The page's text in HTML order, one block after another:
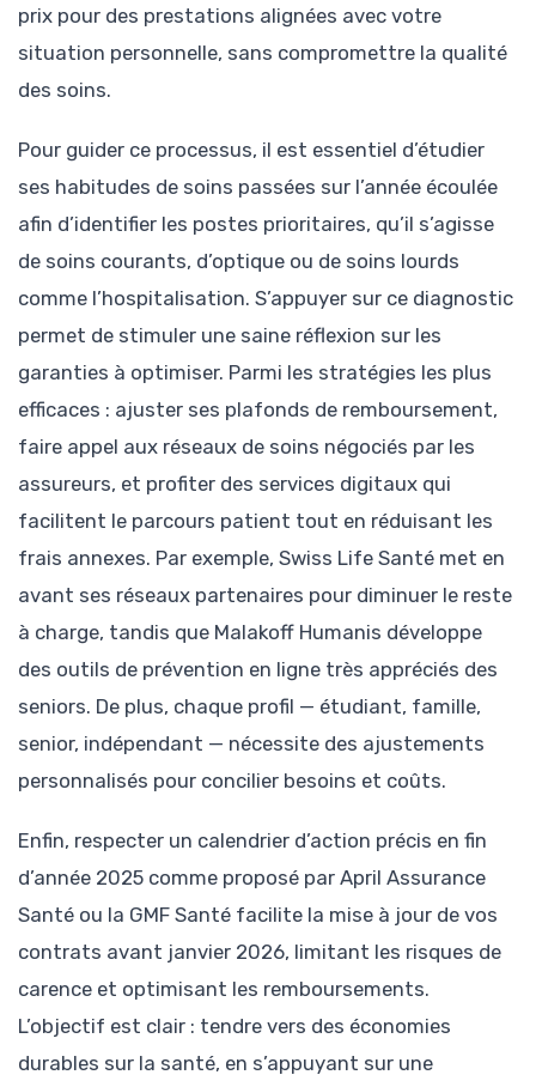
prix pour des prestations alignées avec votre
situation personnelle, sans compromettre la qualité
des soins.
Pour guider ce processus, il est essentiel d’étudier
ses habitudes de soins passées sur l’année écoulée
afin d’identifier les postes prioritaires, qu’il s’agisse
de soins courants, d’optique ou de soins lourds
comme l’hospitalisation. S’appuyer sur ce diagnostic
permet de stimuler une saine réflexion sur les
garanties à optimiser. Parmi les stratégies les plus
efficaces : ajuster ses plafonds de remboursement,
faire appel aux réseaux de soins négociés par les
assureurs, et profiter des services digitaux qui
facilitent le parcours patient tout en réduisant les
frais annexes. Par exemple, Swiss Life Santé met en
avant ses réseaux partenaires pour diminuer le reste
à charge, tandis que Malakoff Humanis développe
des outils de prévention en ligne très appréciés des
seniors. De plus, chaque profil — étudiant, famille,
senior, indépendant — nécessite des ajustements
personnalisés pour concilier besoins et coûts.
Enfin, respecter un calendrier d’action précis en fin
d’année 2025 comme proposé par April Assurance
Santé ou la GMF Santé facilite la mise à jour de vos
contrats avant janvier 2026, limitant les risques de
carence et optimisant les remboursements.
L’objectif est clair : tendre vers des économies
durables sur la santé, en s’appuyant sur une